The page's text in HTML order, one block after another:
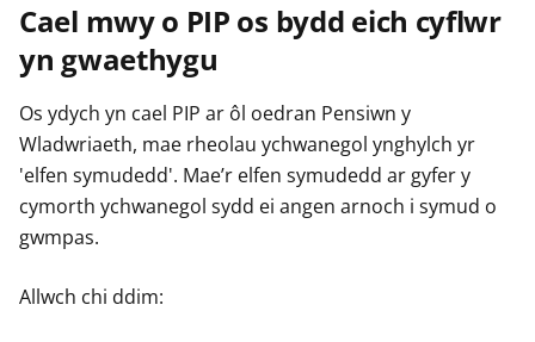
Cael mwy o PIP os bydd eich cyflwr
yn gwaethygu
Os ydych yn cael PIP ar ôl oedran Pensiwn y
Wladwriaeth, mae rheolau ychwanegol ynghylch yr
'elfen symudedd'. Mae’r elfen symudedd ar gyfer y
cymorth ychwanegol sydd ei angen arnoch i symud o
gwmpas.
Allwch chi ddim: